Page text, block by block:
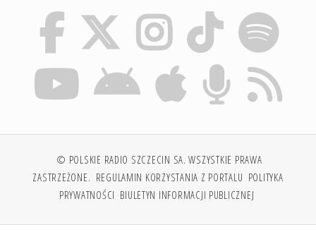
© POLSKIE RADIO SZCZECIN SA. WSZYSTKIE PRAWA
ZASTRZEŻONE. REGULAMIN KORZYSTANIA Z PORTALU POLITYKA
PRYWATNOŚCI BIULETYN INFORMACJI PUBLICZNEJ